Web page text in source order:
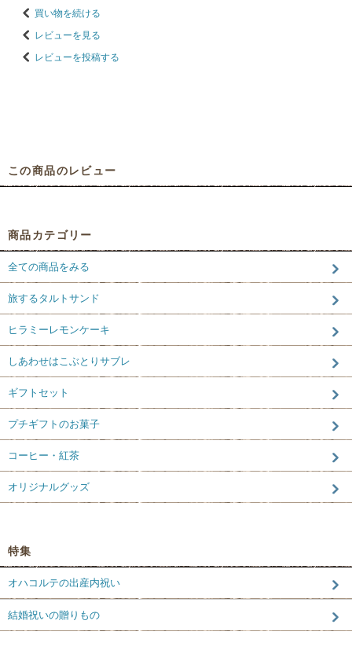
買い物を続ける
レビューを見る
レビューを投稿する
この商品のレビュー
商品カテゴリー
全ての商品をみる
旅するタルトサンド
ヒラミーレモンケーキ
しあわせはこぶとりサブレ
ギフトセット
プチギフトのお菓子
コーヒー・紅茶
オリジナルグッズ
特集
オハコルテの出産内祝い
結婚祝いの贈りもの